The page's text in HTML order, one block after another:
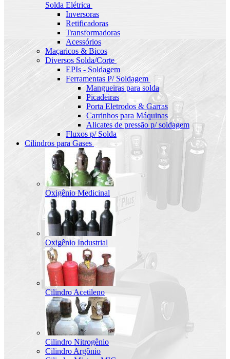
Solda Elétrica
Inversoras
Retificadoras
Transformadoras
Acessórios
Maçaricos & Bicos
Diversos Solda/Corte
EPIs - Soldagem
Ferramentas P/ Soldagem
Mangueiras para solda
Picadeiras
Porta Eletrodos & Garras
Carrinhos para Máquinas
Alicates de pressão p/ soldagem
Fluxos p/ Solda
Cilindros para Gases
Oxigênio Medicinal
Oxigênio Industrial
Cilindro Acetileno
Cilindro Nitrogênio
Cilindro Argônio